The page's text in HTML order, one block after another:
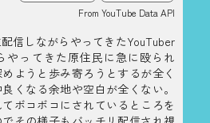
From YouTube Data API
信しながらやってきたYouTuber
やってきた原住民に急に殴られ
ようと歩み寄ろうとするが全く
くなる余地や空白が全くない。
ボコボコにされているところを